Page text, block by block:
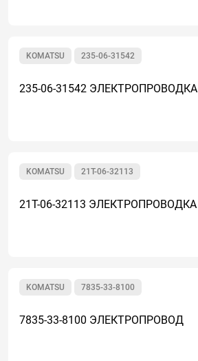
235-06-31542
KOMATSU
235-06-31542 ЭЛЕКТРОПРОВОДКА
21T-06-32113
KOMATSU
21T-06-32113 ЭЛЕКТРОПРОВОДКА
7835-33-8100
KOMATSU
7835-33-8100 ЭЛЕКТРОПРОВОД